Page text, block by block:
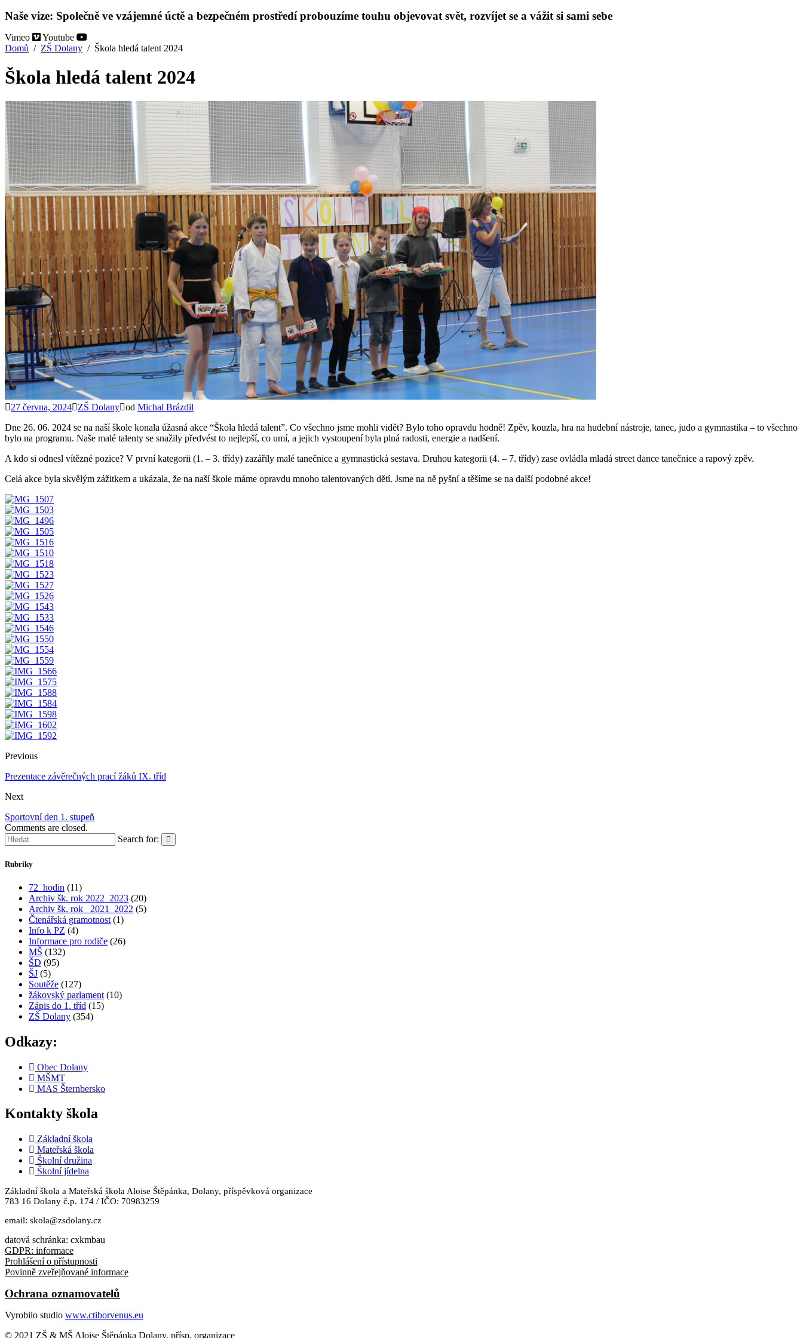
Naše vize: Společně ve vzájemné úctě a bezpečném prostředí probouzíme touhu objevovat svět, rozvíjet se a vážit si sami sebe
Vimeo
Youtube
Domů
ZŠ Dolany Škola hledá talent 2024
Škola hledá talent 2024
27 června, 2024 ZŠ Dolany od Michal Brázdil
Dne 26. 06. 2024 se na naší škole konala úžasná akce “Škola hledá talent”. Co všechno jsme mohli vidět? Bylo toho opravdu hodně! Zpěv, kouzla, hra na hudební nástroje, tanec, judo a gymnastika – to všechno
bylo na programu. Naše malé talenty se snažily předvést to nejlepší, co umí, a jejich vystoupení byla plná radosti, energie a nadšení.
A kdo si odnesl vítězné pozice? V první kategorii (1. – 3. třídy) zazářily malé tanečnice a gymnastická sestava. Druhou kategorii (4. – 7. třídy) zase ovládla mladá street dance tanečnice a rapový zpěv.
Celá akce byla skvělým zážitkem a ukázala, že na naší škole máme opravdu mnoho talentovaných dětí. Jsme na ně pyšní a těšíme se na další podobné akce!
Previous
Prezentace závěrečných prací žáků IX. tříd
Next
Sportovní den 1. stupeň
Comments are closed.
Search for:
Rubriky
72_hodin (11)
Archiv šk. rok 2022_2023 (20)
Archiv šk. rok_ 2021_2022 (5)
Čtenářská gramotnost (1)
Info k PZ (4)
Informace pro rodiče (26)
MŠ (132)
ŠD (95)
ŠJ (5)
Soutěže (127)
žákovský parlament (10)
Zápis do 1. tříd (15)
ZŠ Dolany (354)
Odkazy:
Obec Dolany
MŠMT
MAS Šternbersko
Kontakty škola
Základní škola
Mateřská škola
Školní družina
Školní jídelna
Základní škola a Mateřská škola Aloise Štěpánka, Dolany, příspěvková organizace
783 16 Dolany č.p. 174 / IČO: 70983259
email: skola@zsdolany.cz
datová schránka: cxkmbau
GDPR: informace
Prohlášení o přístupnosti
Povinně zveřejňované informace
Ochrana oznamovatelů
Vyrobilo studio www.ctiborvenus.eu
© 2021 ZŠ & MŠ Aloise Štěpánka Dolany, přísp. organizace